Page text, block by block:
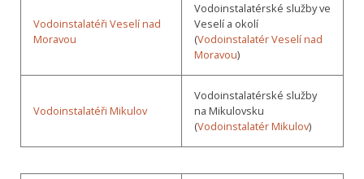
Vodoinstalatéři Veselí nad
Moravou
Vodoinstalatérské služby ve
Veselí a okolí
(Vodoinstalatér Veselí nad
Moravou)
Vodoinstalatéři Mikulov
Vodoinstalatérské služby
na Mikulovsku
(Vodoinstalatér Mikulov)